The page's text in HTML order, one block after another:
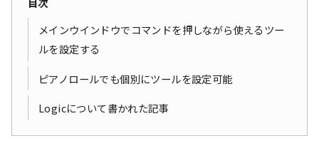
メインウインドウでコマンドを押しながら使えるツー
ルを設定する
ピアノロールでも個別にツールを設定可能
Logicについて書かれた記事